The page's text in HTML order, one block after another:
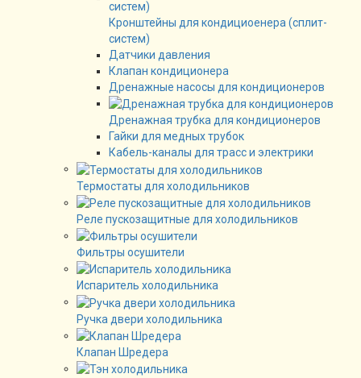
Кронштейны для кондициоенера (сплит-
систем)
Датчики давления
Клапан кондиционера
Дренажные насосы для кондиционеров
Дренажная трубка для кондиционеров
Гайки для медных трубок
Кабель-каналы для трасс и электрики
Термостаты для холодильников
Реле пускозащитные для холодильников
Фильтры осушители
Испаритель холодильника
Ручка двери холодильника
Клапан Шредера